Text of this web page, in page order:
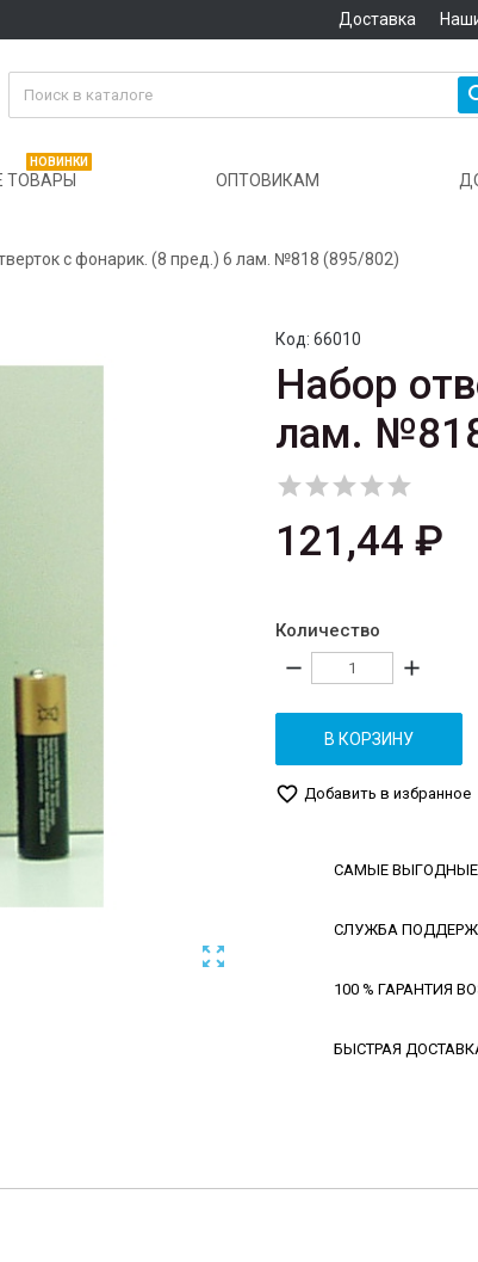
Доставка
ТОВАРЫ
НОВИНКИ
ОПТОВИКАМ
с фонарик. (8 пред.) 6 лам. №818 (895/802)

Код: 66010
Набор
лам.

121,44 ₽
Количество
remove add
В КОРЗИНУ
favorite_border Добавить в избранное
САМЫЕ
СЛУЖБА
100 % ГАРАНТИЯ
БЫСТРАЯ